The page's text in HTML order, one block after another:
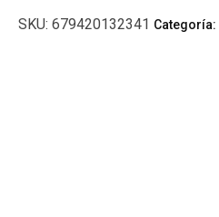
SKU:679420132341 Categoría: